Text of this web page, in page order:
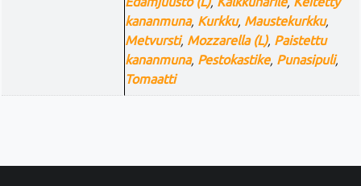
kananmuna, Kurkku, Maustekurkku,
Metvursti, Mozzarella (L), Paistettu
kananmuna, Pestokastike, Punasipuli,
Tomaatti